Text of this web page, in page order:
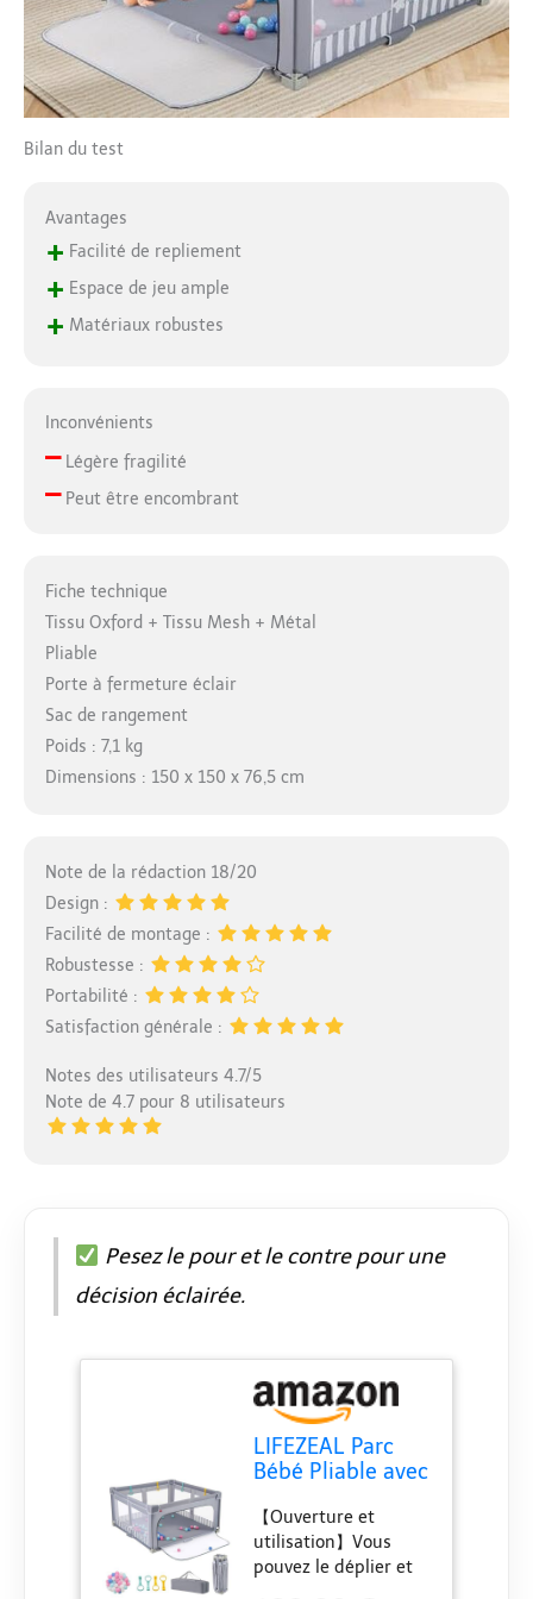
Bilan du test
Avantages
+ Facilité de repliement
+ Espace de jeu ample
+ Matériaux robustes
Inconvénients
–Légère fragilité
–Peut être encombrant
Fiche technique
Tissu Oxford + Tissu Mesh + Métal
Pliable
Porte à fermeture éclair
Sac de rangement
Poids : 7,1 kg
Dimensions : 150 x 150 x 76,5 cm
Note de la rédaction 18/20
Design :
Facilité de montage :
Robustesse :
Portabilité :
Satisfaction générale :
Notes des utilisateurs 4.7/5
Note de 4.7 pour 8 utilisateurs
Pesez le pour et le contre pour une
décision éclairée.
LIFEZEAL Parc
Bébé Pliable avec
Boules, Porte à
Fermeture éclair,
Sac de
【Ouverture et
utilisation】Vous
pouvez le déplier et